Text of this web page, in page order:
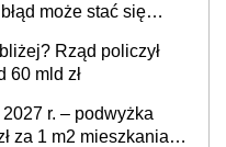
może stać się
Rząd policzył
60 mld zł
r. – podwyżka
za 1 m2 mieszkania,